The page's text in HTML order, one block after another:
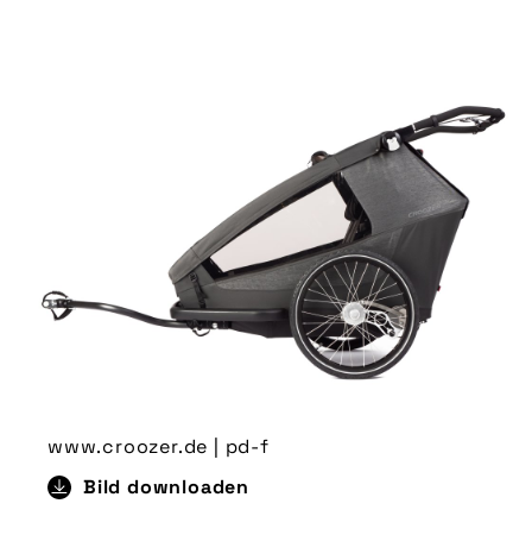
www.croozer.de | pd-f
Bild downloaden